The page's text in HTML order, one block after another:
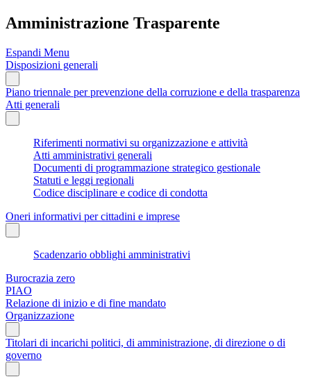
Amministrazione Trasparente
Espandi Menu
Disposizioni generali
Piano triennale per prevenzione della corruzione e della trasparenza
Atti generali
Riferimenti normativi su organizzazione e attività
Atti amministrativi generali
Documenti di programmazione strategico gestionale
Statuti e leggi regionali
Codice disciplinare e codice di condotta
Oneri informativi per cittadini e imprese
Scadenzario obblighi amministrativi
Burocrazia zero
PIAO
Relazione di inizio e di fine mandato
Organizzazione
Titolari di incarichi politici, di amministrazione, di direzione o di
governo